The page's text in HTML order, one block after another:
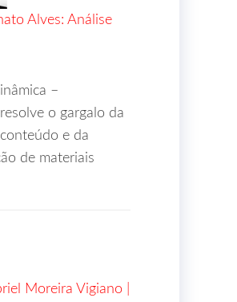
Alves: Análise
–
o gargalo da
e da
de materiais
Moreira Vigiano |